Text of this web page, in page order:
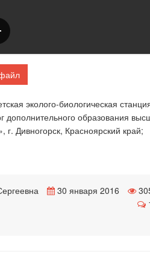
эколого-биологическая
дополнительного образования
Дивногорск, Красноярский край;
30 января 2016